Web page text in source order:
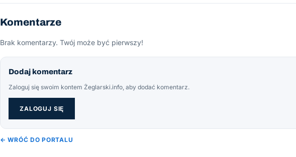
Komentarze
Brak komentarzy. Twój może być pierwszy!
Dodaj komentarz
Zaloguj się swoim kontem Żeglarski.info, aby dodać komentarz.
ZALOGUJ SIĘ
← WRÓĆ DO PORTALU